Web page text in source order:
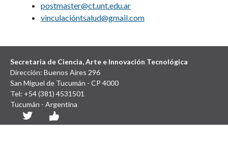
postmaster@ct.unt.edu.ar
vinculacióntsalud@gmail.com
Secretaria de Ciencia, Arte e Innovación Tecnológica
Dirección: Buenos Aires 296
San Miguel de Tucumán - CP 4000
Tel: +54 (381) 4531501
Tucumán - Argentina